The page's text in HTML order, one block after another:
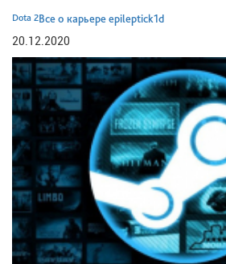
Dota 2Все о карьере epileptick1d
20.12.2020